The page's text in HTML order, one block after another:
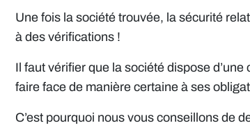
Une fois la société trouvée, la sécurité
à des vérifications !
Il faut vérifier que la société dispose
faire face de manière certaine à ses
C’est pourquoi nous vous conseillons de